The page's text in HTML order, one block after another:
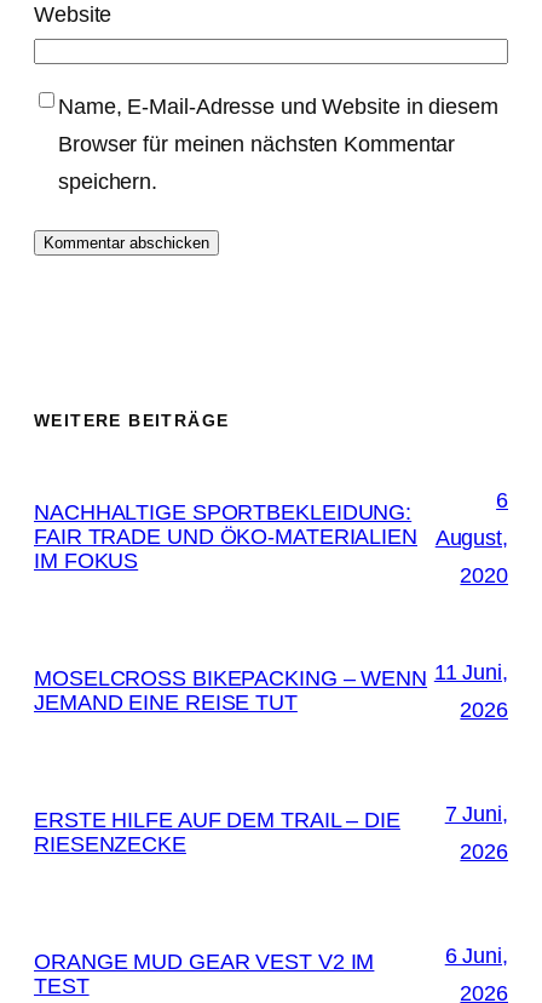
Website
Name, E-Mail-Adresse und Website in diesem
Browser für meinen nächsten Kommentar
speichern.
WEITERE BEITRÄGE
NACHHALTIGE SPORTBEKLEIDUNG:
FAIR TRADE UND ÖKO-MATERIALIEN
IM FOKUS
6
August,
2020
MOSELCROSS BIKEPACKING – WENN
JEMAND EINE REISE TUT
11 Juni,
2026
ERSTE HILFE AUF DEM TRAIL – DIE
RIESENZECKE
7 Juni,
2026
ORANGE MUD GEAR VEST V2 IM
TEST
6 Juni,
2026